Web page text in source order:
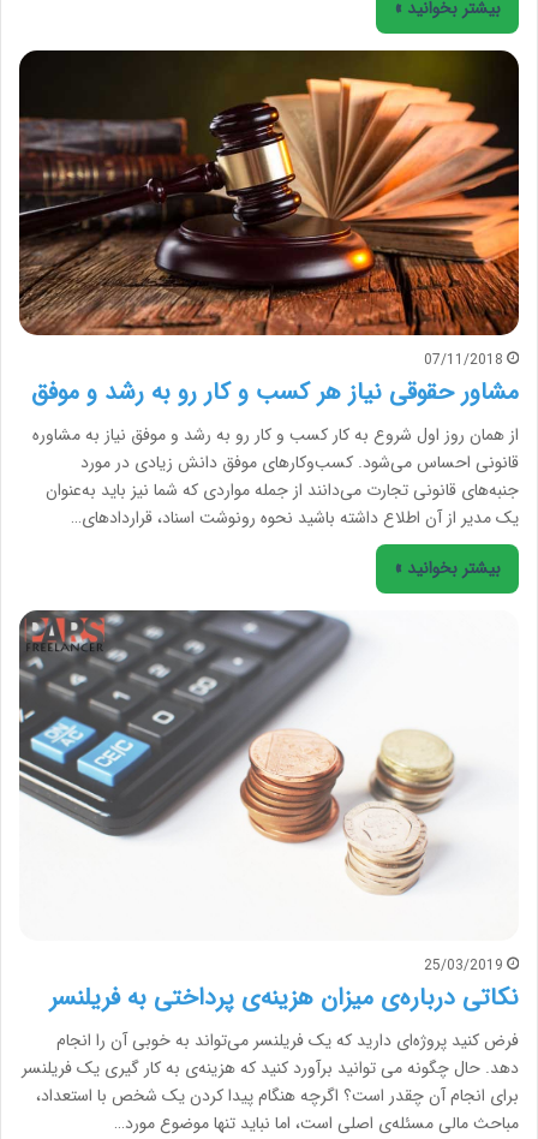
بیشتر بخوانید »
07/11/2018
مشاور حقوقی نیاز هر کسب و کار رو به رشد و موفق
از همان روز اول شروع به کار کسب و کار رو به رشد و موفق نیاز به مشاوره
قانونی احساس می‌شود. کسب‌وکارهای موفق دانش زیادی در مورد
جنبه‌های قانونی تجارت می‌دانند از جمله مواردی که شما نیز باید به‌عنوان
یک مدیر از آن اطلاع داشته باشید نحوه رونوشت اسناد، قراردادهای…
بیشتر بخوانید »
25/03/2019
نکاتی درباره‌ی میزان هزینه‌ی پرداختی به فریلنسر
فرض کنید پروژه‌ای دارید که یک فریلنسر می‌تواند به خوبی آن را انجام
دهد. حال چگونه می توانید برآورد کنید که هزینه‌ی به کار گیری یک فریلنسر
برای انجام آن چقدر است؟ اگرچه هنگام پیدا کردن یک شخص با‌ استعداد،
مباحث مالی مسئله‌ی اصلی است، اما نباید تنها موضوع مورد…